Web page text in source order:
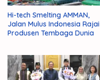
Hi-tech Smelting AMMAN,
Jalan Mulus Indonesia Rajai
Produsen Tembaga Dunia